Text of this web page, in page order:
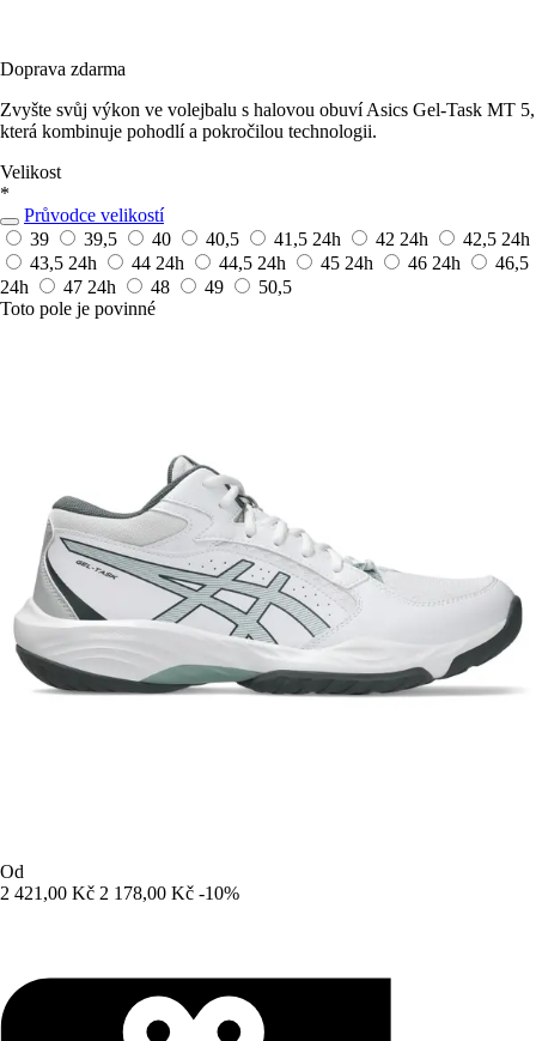
Doprava zdarma
Zvyšte svůj výkon ve volejbalu s halovou obuví Asics Gel-Task MT 5,
která kombinuje pohodlí a pokročilou technologii.
Velikost
*
Průvodce velikostí
39
39,5 40 40,5 41,5 24h 42 24h 42,5 24h
43,5 24h 44 24h 44,5 24h 45 24h 46 24h
46,5
24h
47 24h 48 49
50,5
Toto pole je povinné
Od
2 421,00 Kč 2 178,00 Kč -10%